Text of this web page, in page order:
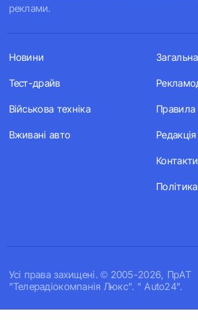
реклами.
Усi права захищенi. © 2005-2026, ПрАТ
"Телерадіокомпанія Люкс". " Auto24".
Новини
Тест-драйв
Військова техніка
Вживані авто
Правила
Редакція
Контакти